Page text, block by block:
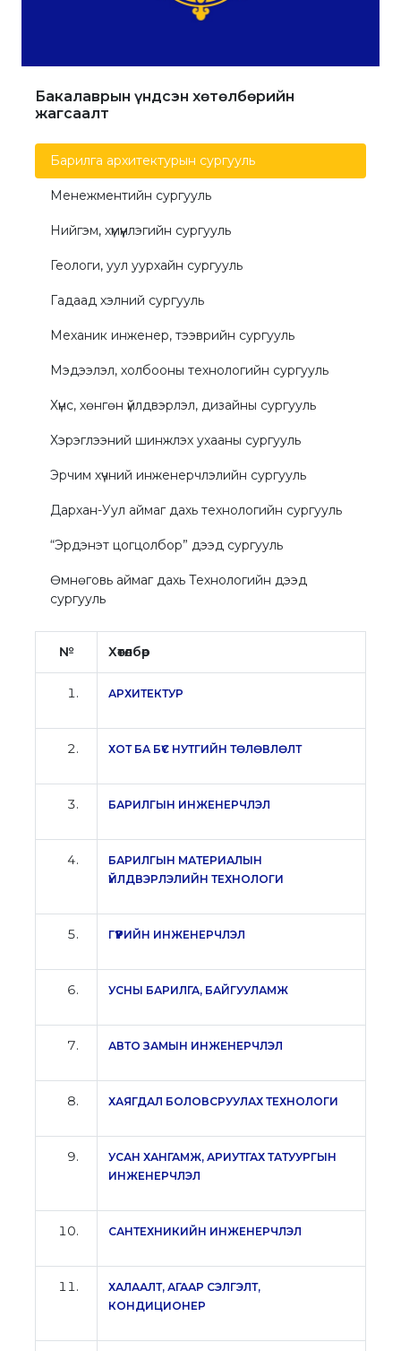
Бакалаврын үндсэн хөтөлбөрийн
жагсаалт
Барилга архитектурын сургууль
Менежментийн сургууль
Нийгэм, хүмүүнлэгийн сургууль
Геологи, уул уурхайн сургууль
Гадаад хэлний сургууль
Механик инженер, тээврийн сургууль
Мэдээлэл, холбооны технологийн сургууль
Хүнс, хөнгөн үйлдвэрлэл, дизайны сургууль
Хэрэглээний шинжлэх ухааны сургууль
Эрчим хүчний инженерчлэлийн сургууль
Дархан-Уул аймаг дахь технологийн сургууль
“Эрдэнэт цогцолбор” дээд сургууль
Өмнөговь аймаг дахь Технологийн дээд
сургууль
№ Хөтөлбөр
АРХИТЕКТУР
ХОТ БА БҮС НУТГИЙН ТӨЛӨВЛӨЛТ
БАРИЛГЫН ИНЖЕНЕРЧЛЭЛ
БАРИЛГЫН МАТЕРИАЛЫН
ҮЙЛДВЭРЛЭЛИЙН ТЕХНОЛОГИ
ГҮҮРИЙН ИНЖЕНЕРЧЛЭЛ
УСНЫ БАРИЛГА, БАЙГУУЛАМЖ
АВТО ЗАМЫН ИНЖЕНЕРЧЛЭЛ
ХАЯГДАЛ БОЛОВСРУУЛАХ ТЕХНОЛОГИ
УСАН ХАНГАМЖ, АРИУТГАХ ТАТУУРГЫН
ИНЖЕНЕРЧЛЭЛ
САНТЕХНИКИЙН ИНЖЕНЕРЧЛЭЛ
ХАЛААЛТ, АГААР СЭЛГЭЛТ,
КОНДИЦИОНЕР